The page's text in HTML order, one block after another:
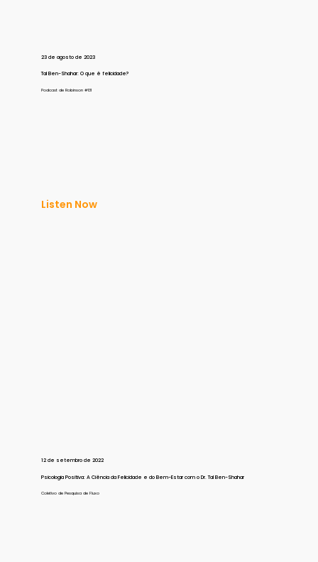
23 de agosto de 2023
Tal Ben-Shahar: O que é felicidade?
Podcast de Robinson #131
Listen Now
12 de setembro de 2022
Psicologia Positiva: A Ciência da Felicidade e do Bem-Estar com o Dr. Tal Ben-Shahar
Coletivo de Pesquisa de Fluxo